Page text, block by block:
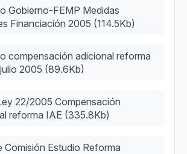
Gobierno-FEMP Medidas
Financiación 2005 (114.5Kb)
compensación adicional reforma
2005 (89.6Kb)
22/2005 Compensación
reforma IAE (335.8Kb)
Comisión Estudio Reforma